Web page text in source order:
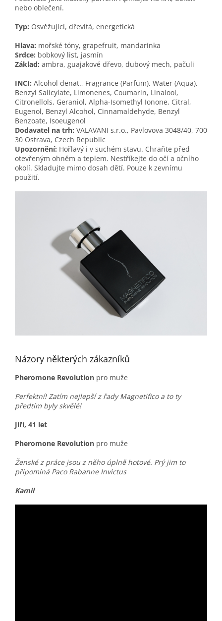
nebo oblečení.
Typ: Osvěžující, dřevitá, energetická
Hlava: mořské tóny, grapefruit, mandarinka
Srdce: bobkový list, jasmín
Základ: ambra, guajakové dřevo, dubový mech, pačuli
INCI: Alcohol denat., Fragrance (Parfum), Water (Aqua),
Benzyl Salicylate, Limonenes, Coumarin, Linalool,
Citronellols, Geraniol, Alpha-Isomethyl Ionone, Citral,
Eugenol, Benzyl Alcohol, Cinnamaldehyde, Benzyl
Benzoate, Isoeugenol
Dodavatel na trh: VALAVANI s.r.o., Pavlovova 3048/40, 700
30 Ostrava, Czech Republic
Upozornění: Hořlavý i v suchém stavu. Chraňte před
otevřeným ohněm a teplem. Nestříkejte do očí a očního
okolí. Skladujte mimo dosah dětí. Pouze k zevnímu
použití.
Názory některých zákazníků
Pheromone Revolution pro muže
Perfektní! Zatím nejlepší z řady Magnetifico a to ty
předtím byly skvělé!
Jiří, 41 let
Pheromone Revolution pro muže
Ženské z práce jsou z něho úplně hotové. Prý jim to
připomíná Paco Rabanne Invictus
Kamil